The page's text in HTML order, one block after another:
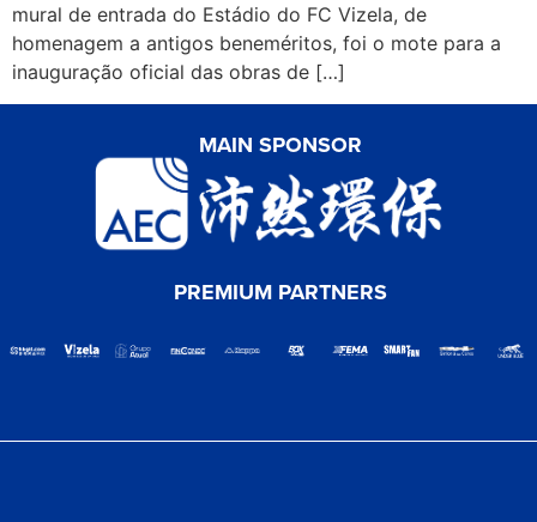
mural de entrada do Estádio do FC Vizela, de
homenagem a antigos beneméritos, foi o mote para a
inauguração oficial das obras de […]
MAIN SPONSOR
PREMIUM PARTNERS